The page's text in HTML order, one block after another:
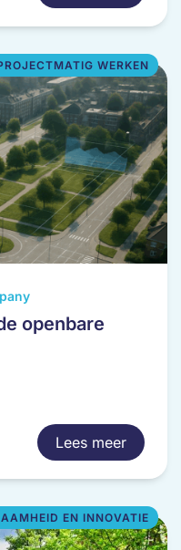
openbare
WERKEN
Lees meer
EN INNOVATIE